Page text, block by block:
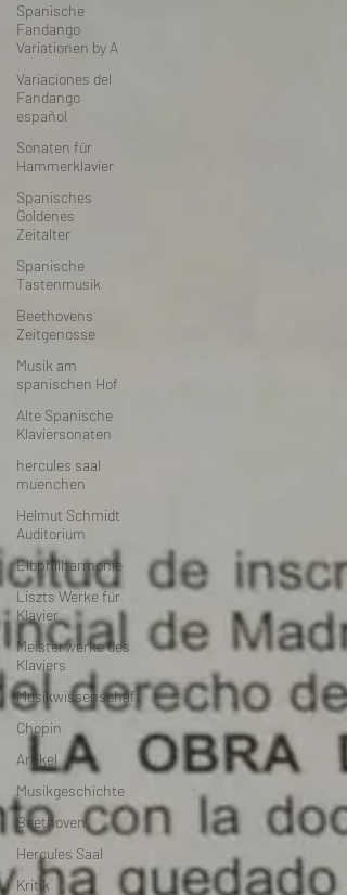
Spanische
Fandango
Variationen by A
Variaciones del
Fandango
español
Sonaten für
Hammerklavier
Spanisches
Goldenes
Zeitalter
Spanische
Tastenmusik
Beethovens
Zeitgenosse
Musik am
spanischen Hof
Alte Spanische
Klaviersonaten
hercules saal
muenchen
Helmut Schmidt
Auditorium
Elbphilharmonie
Liszts Werke für
Klavier
Meisterwerke des
Klaviers
Musikwissenschaft
Chopin
Artikel
Musikgeschichte
Beethoven
Hercules Saal
Kritik